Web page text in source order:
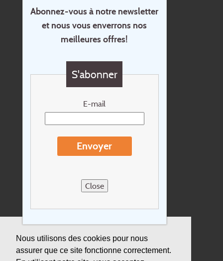
Nous utilisons des cookies pour nous
assurer que ce site fonctionne correctement.
Abonnez-vous à notre newsletter
et nous vous enverrons nos
meilleures offres!
S'abonner
E-mail
Envoyer
Close
Accueil
Contact
Questions?
Newsletter
Conditions de voyage
Sitemap
Assurance